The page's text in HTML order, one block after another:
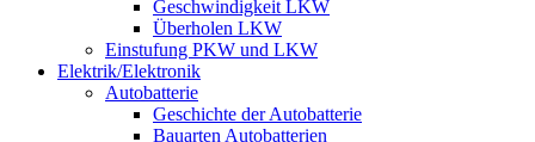
Geschwindigkeit LKW
Überholen LKW
Einstufung PKW und LKW
Elektrik/Elektronik
Autobatterie
Geschichte der Autobatterie
Bauarten Autobatterien